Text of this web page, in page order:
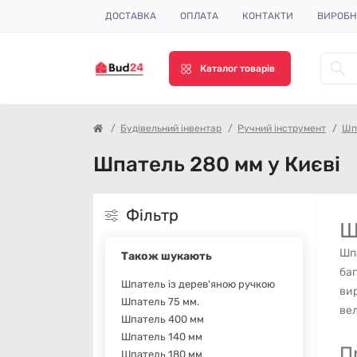
ДОСТАВКА ОПЛАТА КОНТАКТИ
Каталог товарів
Будівельний інвентар Ручний інструмент
Шпатель 280 мм у Києві
Фільтр
Також шукають
Шпатель із дерев'яною ручкою
Шпатель 75 мм.
Шпатель 400 мм
Шпатель 140 мм
Шпатель 180 мм